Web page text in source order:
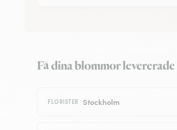
Få dina blommor
FLORISTER Stockholm